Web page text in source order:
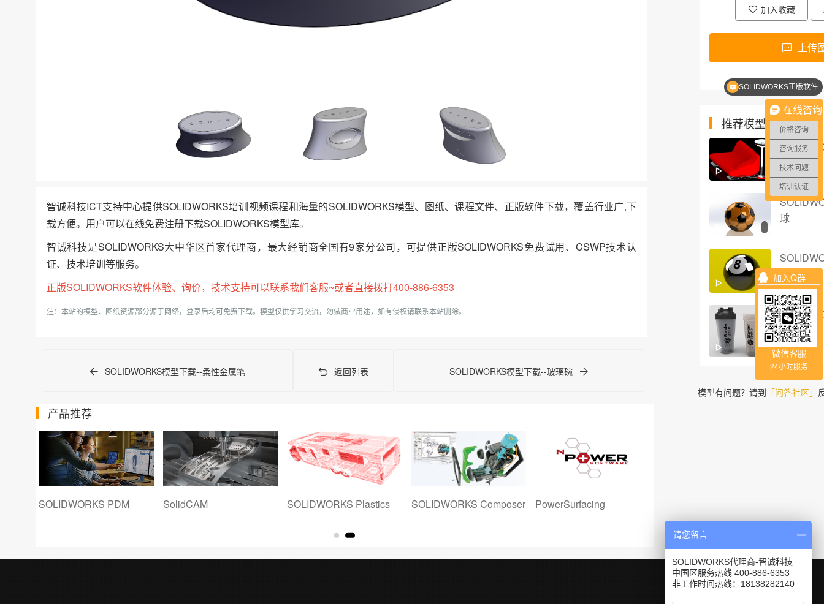
智诚科技ICT支持中心提供SOLIDWORKS培训视频课程和海量的SOLIDWORKS模型、图纸、课程文件、正版软件下载，覆盖行业广,下
载方便。用户可以在线免费注册下载SOLIDWORKS模型库。
智诚科技是SOLIDWORKS大中华区首家代理商，最大经销商全国有9家分公司，可提供正版SOLIDWORKS免费试用、CSWP技术认
证、技术培训等服务。
正版SOLIDWORKS软件体验、询价，技术支持可以联系我们客服~或者直接拨打400-886-6353
注：本站的模型、图纸资源部分源于网络，登录后均可免费下载。模型仅供学习交流，勿做商业用途，如有侵权请联系本站删除。
SOLIDWORKS模型下载--柔性金属笔 返回列表 SOLIDWORKS模型下载--玻璃碗
产品推荐
SOLIDWORKS PDM SolidCAM SOLIDWORKS Plastics SOLIDWORKS Composer PowerSurfacing
加入收藏
上传
推荐模型
色布椅
球
桌球
拌机瓶
模型有问题？请到 「问答社区」
加入Q群
微信客服
24小时服务
在线咨询
价格咨询
咨询服务
技术问题
培训认证
SOLIDWORKS多少钱？
请您留言
SOLIDWORKS代理商-智诚科技
中国区服务热线 400-886-6353
非工作时间热线：18138282140